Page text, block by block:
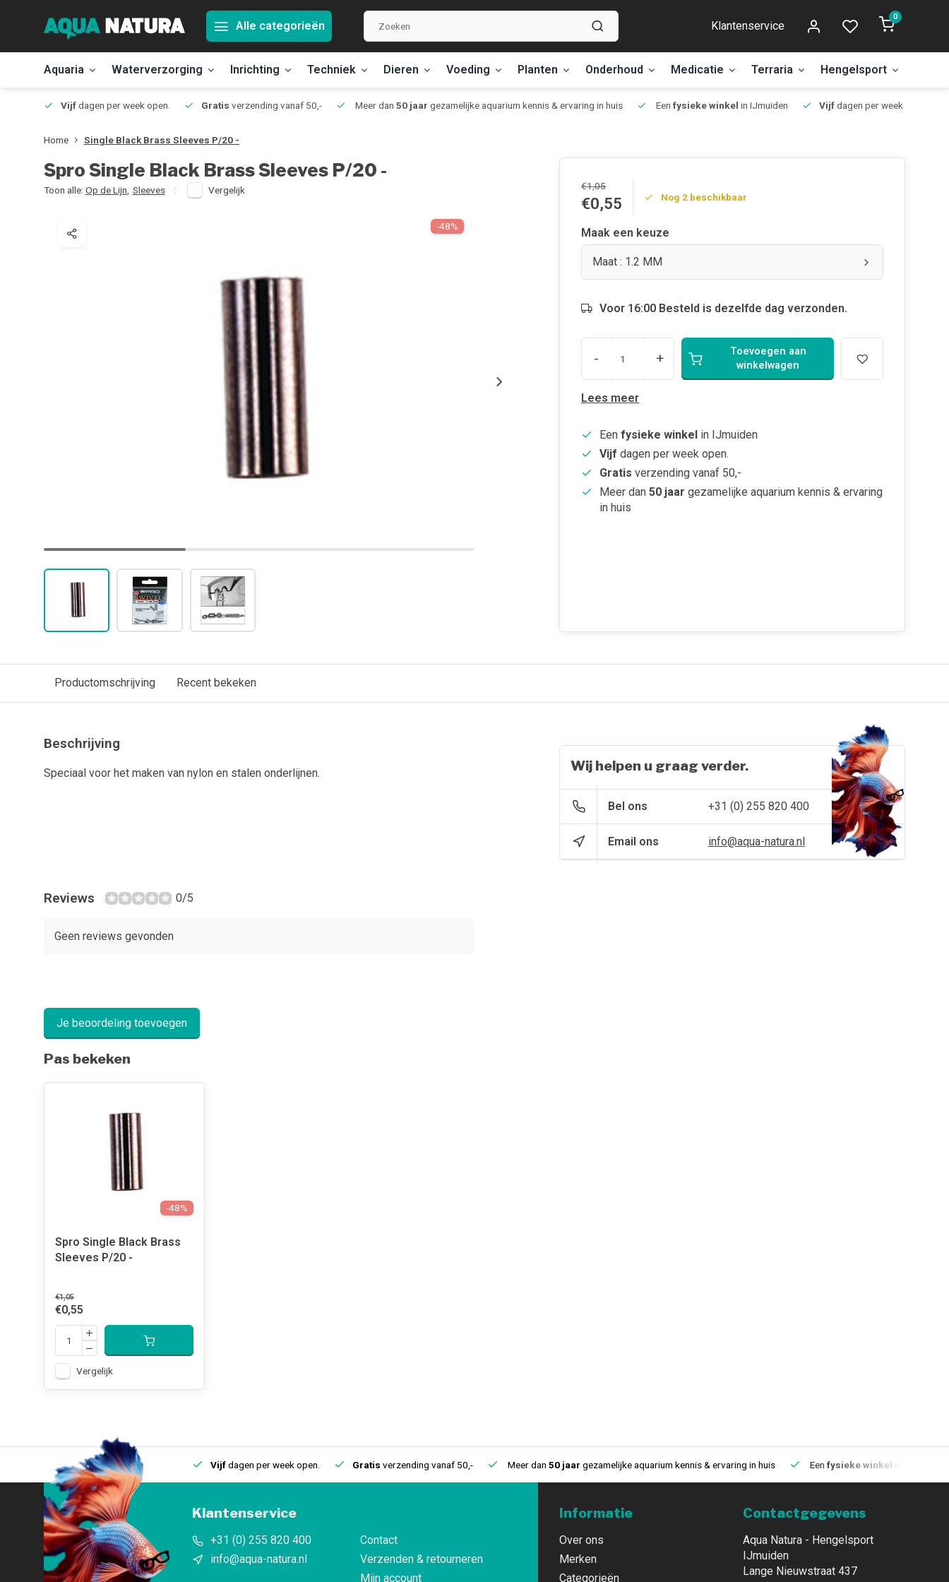
Alle categorieën Klantenservice
0
Aquaria Waterverzorging Inrichting Techniek Dieren Voeding Planten Onderhoud Medicatie Terraria Hengelsport
Vijfdagen per week open. Gratis verzending vanaf 50,- Meer dan 50 jaar gezamelijke aquarium kennis & ervaring in huis Een fysieke winkel in IJmuiden Vijfdagen per week open.
Home Single Black Brass Sleeves P/20 -
Spro Single Black Brass Sleeves P/20 -
Toon alle: Op de Lijn Sleeves Vergelijk
-48%
€1,05
€0,55 Nog 2 beschikbaar
Maak een keuze
Maat : 1.2 MM
Voor 16:00 Besteld is dezelfde dag verzonden.
- +
Toevoegen aan
winkelwagen
Lees meer
Een fysieke winkel in IJmuiden
Vijf dagen per week open.
Gratis verzending vanaf 50,-
Meer dan 50 jaar gezamelijke aquarium kennis & ervaring
in huis
Productomschrijving Recent bekeken
Beschrijving
Speciaal voor het maken van nylon en stalen onderlijnen.
Reviews 0/5
Geen reviews gevonden
Je beoordeling toevoegen
Wij helpen u graag verder.
Bel ons +31 (0) 255 820 400
Email ons info@aqua-natura.nl
Pas bekeken
-48%
Spro Single Black Brass
Sleeves P/20 -
€1,05
€0,55
Vergelijk
Eenfysieke winkelin IJmuiden Vijfdagen per week open. Gratis verzending vanaf 50,- Meer dan 50 jaar gezamelijke aquarium kennis & ervaring in huis Een fysieke winkel
Klantenservice
+31 (0) 255 820 400
info@aqua-natura.nl
Contact
Verzenden & retourneren
Mijn account
Informatie
Over ons
Merken
Categorieën
Contactgegevens
Aqua Natura - Hengelsport
IJmuiden
Lange Nieuwstraat 437